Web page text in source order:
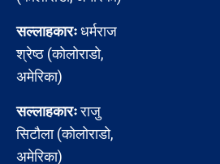
सल्लाहकारःधर्मराज
श्रेष्ठ (कोलोराडो,
अमेरिका)
सल्लाहकारःराजु
सिटौला (कोलोराडो,
अमेरिका)